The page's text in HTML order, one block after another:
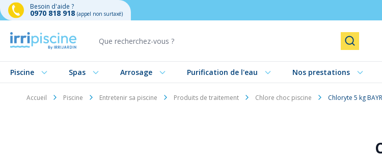
Besoin d'aide ?
0970 818 918 (appel non surtaxé)
Rechercher
Piscine Spas Arrosage Purification de l'eau Nos prestations
Accueil Piscine Entretenir sa piscine Produits de traitement Chlore choc piscine Chloryte 5 kg